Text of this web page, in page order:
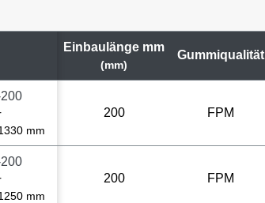
Einbaulänge mm
(mm)
Gummiqualität
mm
200 FPM
mm
200 FPM